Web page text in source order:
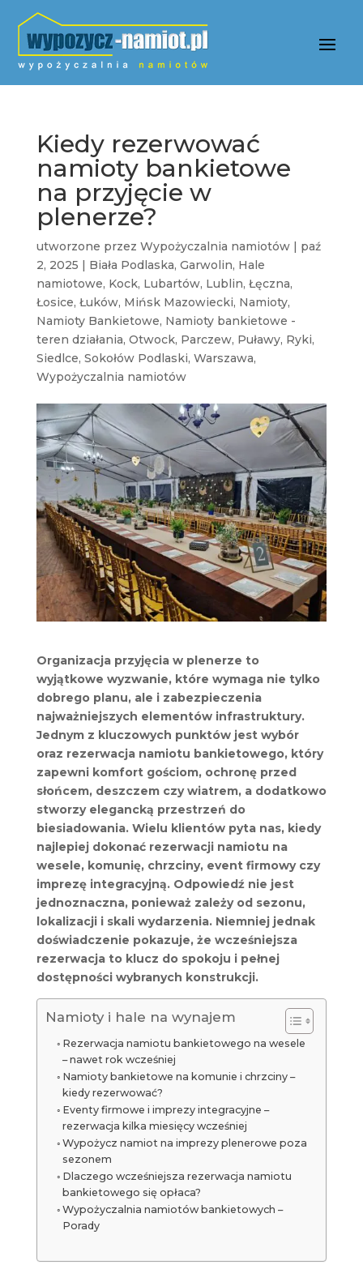
Kiedy rezerwować
namioty bankietowe
na przyjęcie w
plenerze?
utworzone przez Wypożyczalnia namiotów| paź
2, 2025 | Biała Podlaska, Garwolin, Hale
namiotowe, Kock, Lubartów, Lublin, Łęczna,
Łosice, Łuków, Mińsk Mazowiecki, Namioty,
Namioty Bankietowe, Namioty bankietowe -
teren działania, Otwock, Parczew, Puławy, Ryki,
Siedlce, Sokołów Podlaski, Warszawa,
Wypożyczalnia namiotów
Organizacja przyjęcia w plenerze to
wyjątkowe wyzwanie, które wymaga nie tylko
dobrego planu, ale i zabezpieczenia
najważniejszych elementów infrastruktury.
Jednym z kluczowych punktów jest wybór
oraz rezerwacja namiotu bankietowego, który
zapewni komfort gościom, ochronę przed
słońcem, deszczem czy wiatrem, a dodatkowo
stworzy elegancką przestrzeń do
biesiadowania. Wielu klientów pyta nas, kiedy
najlepiej dokonać rezerwacji namiotu na
wesele, komunię, chrzciny, event firmowy czy
imprezę integracyjną. Odpowiedź nie jest
jednoznaczna, ponieważ zależy od sezonu,
lokalizacji i skali wydarzenia. Niemniej jednak
doświadczenie pokazuje, że wcześniejsza
rezerwacja to klucz do spokoju i pełnej
dostępności wybranych konstrukcji.
Namioty i hale na wynajem
Rezerwacja namiotu bankietowego na wesele
– nawet rok wcześniej
Namioty bankietowe na komunie i chrzciny –
kiedy rezerwować?
Eventy firmowe i imprezy integracyjne –
rezerwacja kilka miesięcy wcześniej
Wypożycz namiot na imprezy plenerowe poza
sezonem
Dlaczego wcześniejsza rezerwacja namiotu
bankietowego się opłaca?
Wypożyczalnia namiotów bankietowych –
Porady